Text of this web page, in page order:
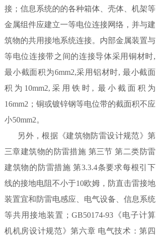
接；信息系统的的各种箱体、壳体、机架等
金属组件应建立一等电位连接网络，并与建
筑物的共用接地系统连接。内部金属装置与
等电位连接带之间的连接导体采用铜材时,
最小截面积为6mm2,采用铝材时, 最小截面
积为10mm2,采用铁时, 最小截面积为
16mm2；铜或镀锌钢等电位带的截面积不应
小50mm2。
另外，根据《建筑物防雷设计规范》第
三章建筑物的防雷措施 第三节 第二类防雷
建筑物的防雷措施 第3.3.4条要求每根引下
线的接地电阻不小于10欧姆，防直击雷接地
装置宜和防雷电感应、电气设备、信息系统
等共用接地装置；GB50174-93《电子计算
机机房设计规范》第六章 电气技术：第四